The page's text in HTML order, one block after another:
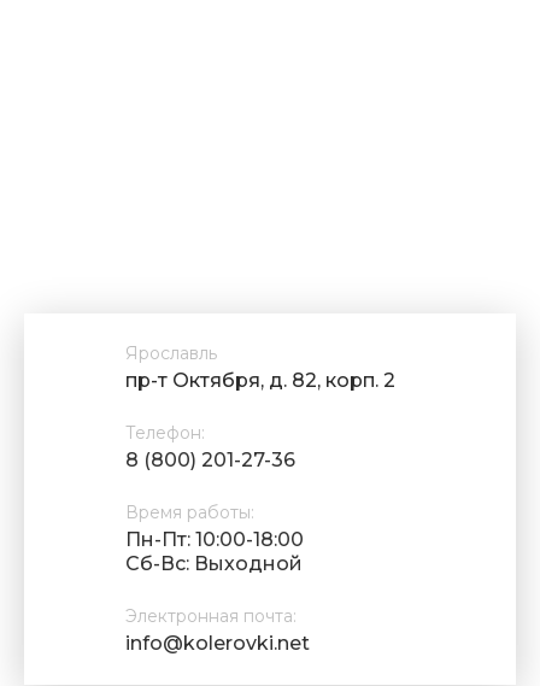
Ярославль
пр-т Октября, д. 82, корп. 2
Телефон:
8 (800) 201-27-36
Время работы:
Пн-Пт: 10:00-18:00
Cб-Вс: Выходной
Электронная почта:
info@kolerovki.net